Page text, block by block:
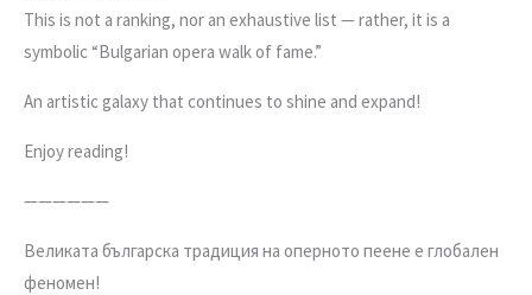
This is not a ranking, nor an exhaustive list — rather, it is a
symbolic “Bulgarian opera walk of fame.”
An artistic galaxy that continues to shine and expand!
Enjoy reading!
——————
Великата българска традиция на оперното пеене е глобален
феномен!